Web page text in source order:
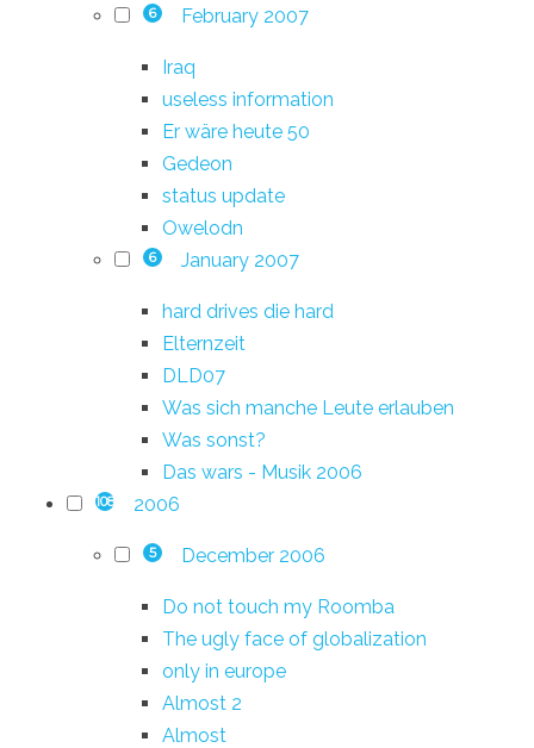
6 February 2007
Iraq
useless information
Er wäre heute 50
Gedeon
status update
Owelodn
6 January 2007
hard drives die hard
Elternzeit
DLD07
Was sich manche Leute erlauben
Was sonst?
Das wars - Musik 2006
108 2006
5 December 2006
Do not touch my Roomba
The ugly face of globalization
only in europe
Almost 2
Almost